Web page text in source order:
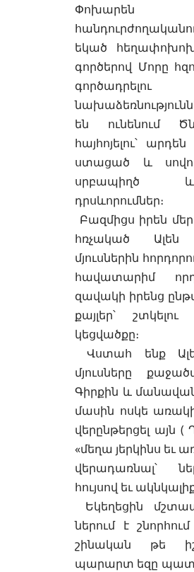
եկած
գործերով Մորը
են ունենում
հայհոյելու՝
ստացած և
սրբապիղծ
դրսևորումներ։
Բազմիցս իրեն
հռչակած
մյուսներին
հավատարիմ
զավակի իրենց
քայլեր՝ շտկելու
կեցվածքը։
Վստահ ենք
մյուսները
Գիրքին և
մասին ոսկե
վերընթերցել այն (
«մեղա յերկինս եւ
վերադառնալ՝
հույսով եւ
Եկեղեցին
ներում է
շինական թե
պարարտ եզը